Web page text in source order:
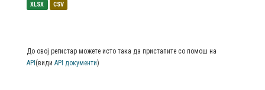
XLSX CSV
До овој регистар можете исто така да пристапите со помош на
API (види API документи)